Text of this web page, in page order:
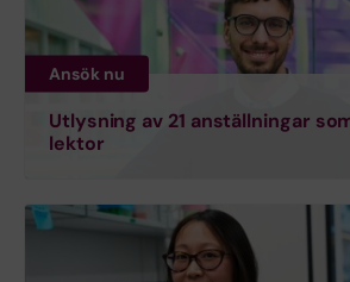
Ansök nu
Utlysning av 21 anställningar
lektor